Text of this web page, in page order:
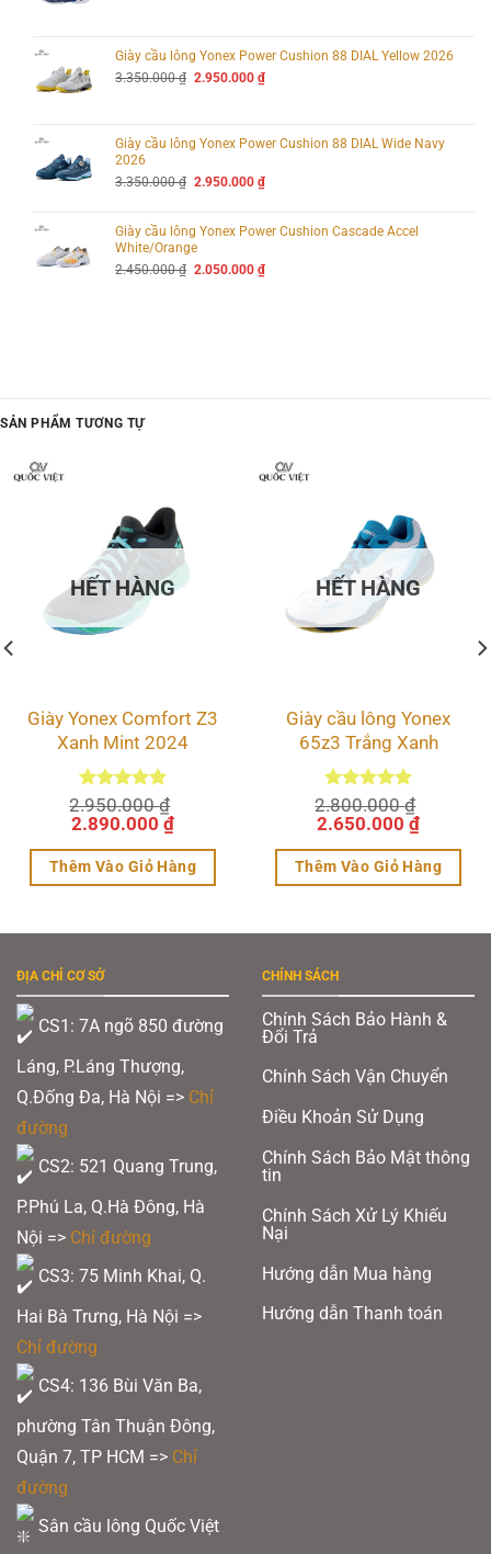
2.240.000 ₫.
Giày cầu lông Yonex Power Cushion 88 DIAL Yellow 2026
3.350.000₫ Giá
2.950.000 ₫Giá
2.950.000 ₫.
Giày cầu lông Yonex Power Cushion 88 DIAL Wide Navy
2026
3.350.000₫ Giá
3.350.000 ₫.
2.950.000 ₫Giá
là:
Giày cầu lông Yonex Power Cushion Cascade Accel
White/Orange
2.450.000₫ Giá
2.050.000 ₫Giá
SẢN PHẨM TƯƠNG TỰ
HẾT HÀNG
Giày Yonex Comfort Z3
Xanh Mint 2024
Được xếp
hạng 5.00
2.950.000₫
Giá
là:
2.950.000 ₫.
2.890.000 ₫Giá
tại
là:
Thêm Vào Giỏ Hàng
phẩm
nhiều
thể.
Các
chọn
có
được
chọn
trên
sản
HẾT HÀNG
Giày cầu lông Yonex
65z3 Trắng Xanh
Được xếp
hạng 5.00
2.800.000₫
Giá
là:
2.800.000 ₫.
2.650.000 ₫Giá
tại
là:
Thêm Vào Giỏ Hàng
phẩm
nhiều
thể.
Các
chọn
thể
chọn
trên
ĐỊA CHỈ CƠ SỞ
CS1: 7A ngõ 850 đường
Láng, P.Láng Thượng,
Q.Đống Đa, Hà Nội => Chỉ
đường
CS2: 521 Quang Trung,
P.Phú La, Q.Hà Đông, Hà
Nội => Chỉ đường
CS3: 75 Minh Khai, Q.
Hai Bà Trưng, Hà Nội =>
Chỉ đường
CS4: 136 Bùi Văn Ba,
phường Tân Thuận Đông,
Quận 7, TP HCM => Chỉ
đường
Sân cầu lông Quốc Việt
CHÍNH SÁCH
Chính Sách Bảo Hành &
Đổi Trả
Chính Sách Vận Chuyển
Điều Khoản Sử Dụng
Chính Sách Bảo Mật thông
tin
Chính Sách Xử Lý Khiếu
Nại
Hướng dẫn Mua hàng
Hướng dẫn Thanh toán